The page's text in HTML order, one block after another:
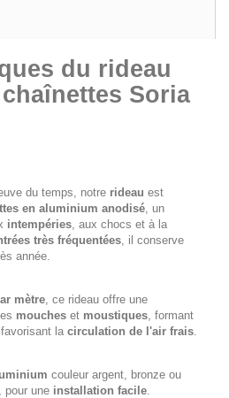
du rideau
Soria
du temps, notre rideau est
en aluminium anodisé , un
intempéries , aux chocs et à la
très fréquentées , il conserve
année.
mètre , ce rideau offre une
mouches et moustiques , formant
la circulation de l'air frais
couleur argent, bronze ou
pour une installation facile